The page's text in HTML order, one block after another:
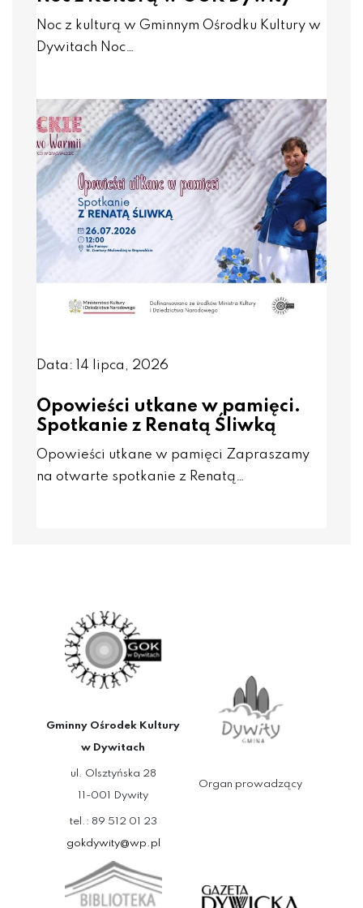
Noc z kulturą w Gminnym Ośrodku Kultury w
Dywitach Noc…
Data: 14 lipca, 2026
Opowieści utkane w pamięci.
Spotkanie z Renatą Śliwką
Opowieści utkane w pamięci Zapraszamy
na otwarte spotkanie z Renatą…
Gminny Ośrodek Kultury
w Dywitach
ul. Olsztyńska 28
11-001 Dywity
tel.: 89 512 01 23
gokdywity@wp.pl
Organ prowadzący